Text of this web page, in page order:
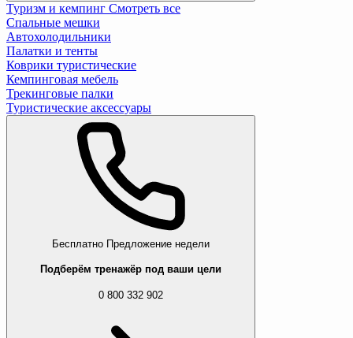
Туризм и кемпинг Смотреть все
Спальные мешки
Автохолодильники
Палатки и тенты
Коврики туристические
Кемпинговая мебель
Трекинговые палки
Туристические аксессуары
Бесплатно Предложение недели
Подберём тренажёр под ваши цели
0 800 332 902